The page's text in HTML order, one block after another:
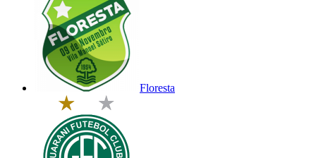
Floresta